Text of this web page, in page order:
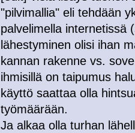
"pilvimallia" eli tehdään
palvelimella internetissä
lähestyminen olisi ihan
kannan rakenne vs.
ihmisillä on taipumus
käyttö saattaa olla
työmäärään.
Ja alkaa olla turhan